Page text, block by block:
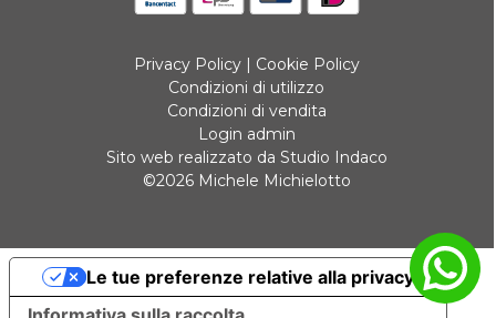
Privacy Policy| Cookie Policy
Condizioni di utilizzo
Condizioni di vendita
Login admin
Sito web realizzato da Studio Indaco
©2026 Michele Michielotto
Le tue preferenze relative alla privacy